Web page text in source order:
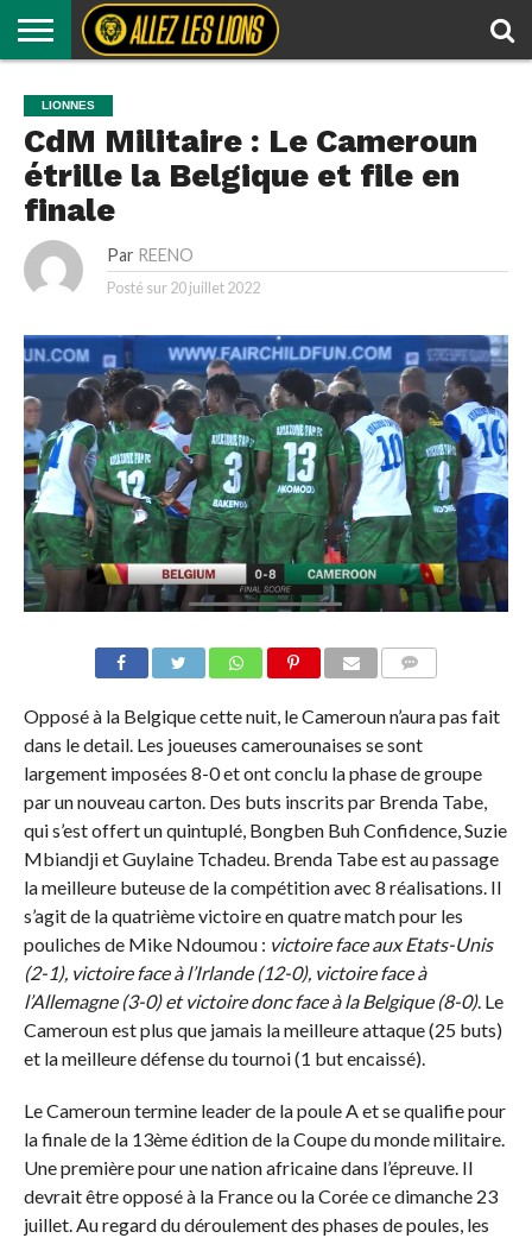
INDOMPTABLES
LIONS
EN
CLUB
FOOTBALL
LOCAL
MÉMOIRE
DES
LIONS
ALLEZ
LES
LIONS
TV
AUTRES
SPORTS
RÉSULTATS
LIONNES
CdM Militaire : Le Cameroun
étrille la Belgique et file en
finale
Par REENO
Posté sur 20 juillet 2022
Opposé à la Belgique cette nuit, le Cameroun n’aura pas fait
dans le detail. Les joueuses camerounaises se sont
largement imposées 8-0 et ont conclu la phase de groupe
par un nouveau carton. Des buts inscrits par Brenda Tabe,
qui s’est offert un quintuplé, Bongben Buh Confidence, Suzie
Mbiandji et Guylaine Tchadeu. Brenda Tabe est au passage
la meilleure buteuse de la compétition avec 8 réalisations. Il
s’agit de la quatrième victoire en quatre match pour les
pouliches de Mike Ndoumou : victoire face aux Etats-Unis
(2-1), victoire face à l’Irlande (12-0), victoire face à
l’Allemagne (3-0) et victoire donc face à la Belgique (8-0). Le
Cameroun est plus que jamais la meilleure attaque (25 buts)
et la meilleure défense du tournoi (1 but encaissé).
Le Cameroun termine leader de la poule A et se qualifie pour
la finale de la 13ème édition de la Coupe du monde militaire.
Une première pour une nation africaine dans l’épreuve. Il
devrait être opposé à la France ou la Corée ce dimanche 23
juillet. Au regard du déroulement des phases de poules, les